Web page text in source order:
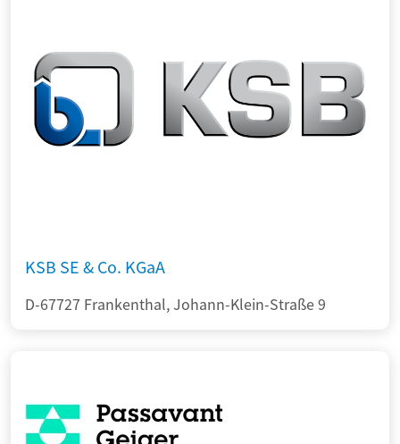
KSB SE & Co. KGaA
D-67727 Frankenthal, Johann-Klein-Straße 9